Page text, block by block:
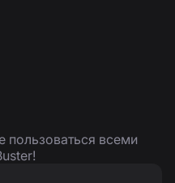
пользоваться всеми